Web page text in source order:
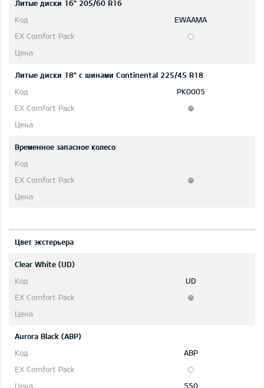
Литые диски 16" 205/60 R16
EWAAMA
Литые диски 18" с шинами Continental 225/45 R18
PK0005
Временное запасное колесо
Цвет экстерьера
Clear White (UD)
UD
Aurora Black (ABP)
ABP
550